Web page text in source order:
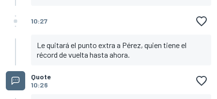
10:27
Le quitará el punto extra a Pérez, quien tiene el
récord de vuelta hasta ahora.
Quote
10:26